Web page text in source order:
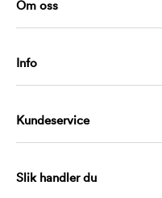
Om oss
Info
Kundeservice
Slik handler du